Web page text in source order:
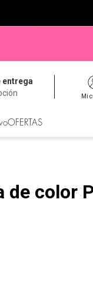
entrega
Mi
OFERTAS
de color